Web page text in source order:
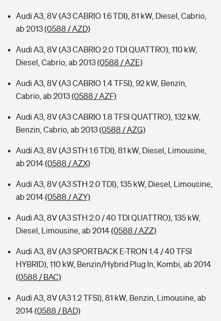
Audi A3, 8V (A3 CABRIO 1.6 TDI), 81 kW, Diesel, Cabrio,
ab 2013(0588 / AZD)
Audi A3, 8V (A3 CABRIO 2.0 TDI QUATTRO), 110 kW,
Diesel, Cabrio, ab 2013(0588 / AZE)
Audi A3, 8V (A3 CABRIO 1.4 TFSI), 92 kW, Benzin,
Cabrio, ab 2013(0588 / AZF)
Audi A3, 8V (A3 CABRIO 1.8 TFSI QUATTRO), 132 kW,
Benzin, Cabrio, ab 2013(0588 / AZG)
Audi A3, 8V (A3 STH 1.6 TDI), 81 kW, Diesel, Limousine,
ab 2014(0588 / AZX)
Audi A3, 8V (A3 STH 2.0 TDI), 135 kW, Diesel, Limousine,
ab 2014(0588 / AZY)
Audi A3, 8V (A3 STH 2.0 / 40 TDI QUATTRO), 135 kW,
Diesel, Limousine, ab 2014(0588 / AZZ)
Audi A3, 8V (A3 SPORTBACK E-TRON 1.4 / 40 TFSI
HYBRID), 110 kW, Benzin/Hybrid Plug In, Kombi, ab 2014
(0588 / BAC)
Audi A3, 8V (A3 1.2 TFSI), 81 kW, Benzin, Limousine, ab
2014(0588 / BAD)